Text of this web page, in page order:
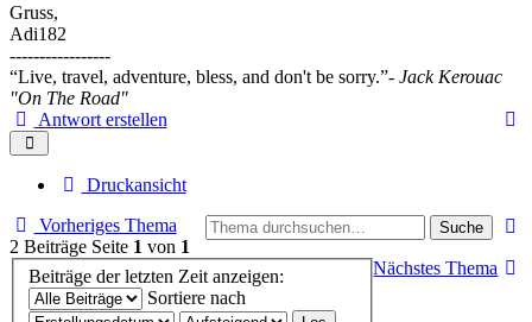
Gruss,
Adi182
-----------------
“Live, travel, adventure, bless, and don't be sorry.”- Jack Kerouac
"On The Road"
Antwort erstellen
Druckansicht
Suche
Vorheriges Thema
2 Beiträge Seite 1 von 1
Nächstes Thema
Beiträge der letzten Zeit anzeigen:
Sortiere nach